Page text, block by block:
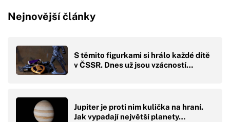
Nejnovější články
S těmito figurkami si hrálo každé dítě
v ČSSR. Dnes už jsou vzácností…
Jupiter je proti nim kulička na hraní.
Jak vypadají největší planety…